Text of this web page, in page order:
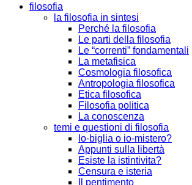
filosofia
la filosofia in sintesi
Perché la filosofia
Le parti della filosofia
Le “correnti” fondamentali
La metafisica
Cosmologia filosofica
Antropologia filosofica
Etica filosofica
Filosofia politica
La conoscenza
temi e questioni di filosofia
Io-biglia o io-mistero?
Appunti sulla libertà
Esiste la istintivita?
Censura e isteria
Il pentimento